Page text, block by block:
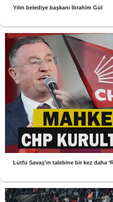
Yılın belediye başkanı İbrahim Gül
Lütfü Savaş’ın talebine bir kez daha